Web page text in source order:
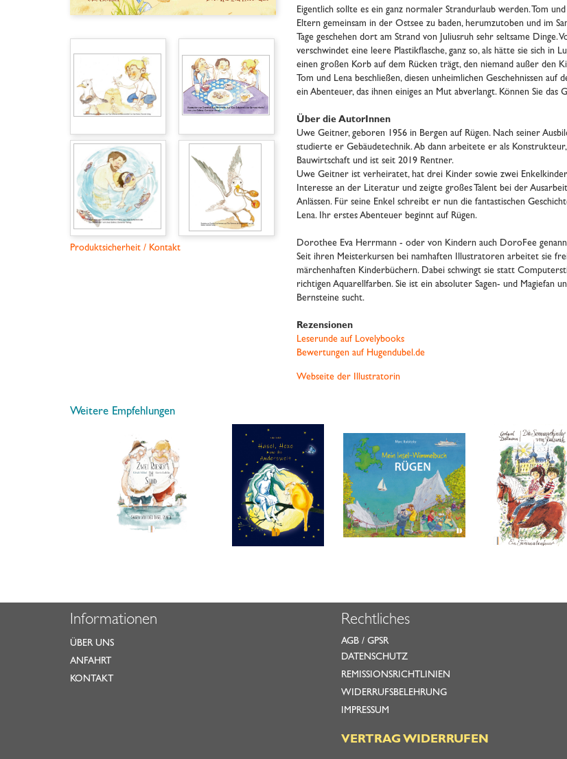
Produktsicherheit / Kontakt
Eigentlich sollte es ein ganz normaler Strandurlaub werden. Tom
Eltern gemeinsam in der Ostsee zu baden, herumzutoben und im
Tage geschehen dort am Strand von Juliusruh sehr seltsame Dinge.
verschwindet eine leere Plastikflasche, ganz so, als hätte sie sich in
einen großen Korb auf dem Rücken trägt, den niemand außer den
Tom und Lena beschließen, diesen unheimlichen Geschehnissen
ein Abenteuer, das ihnen einiges an Mut abverlangt. Können Sie das
Über die AutorInnen
Uwe Geitner, geboren 1956 in Bergen auf Rügen. Nach seiner
studierte er Gebäudetechnik. Ab dann arbeitete er als
Bauwirtschaft und ist seit 2019 Rentner.
Uwe Geitner ist verheiratet, hat drei Kinder sowie zwei
Interesse an der Literatur und zeigte großes Talent bei der
Anlässen. Für seine Enkel schreibt er nun die fantastischen
Lena. Ihr erstes Abenteuer beginnt auf Rügen.
Dorothee Eva Herrmann - oder von Kindern auch DoroFee
Seit ihren Meisterkursen bei namhaften Illustratoren arbeitet sie
märchenhaften Kinderbüchern. Dabei schwingt sie statt
richtigen Aquarellfarben. Sie ist ein absoluter Sagen- und Magiefan
Bernsteine sucht.
Rezensionen
Leserunde auf Lovelybooks
Bewertungen auf Hugendubel.de
Webseite der Illustratorin
Weitere Empfehlungen
Informationen
ÜBER UNS
ANFAHRT
KONTAKT
Rechtliches
AGB / GPSR
DATENSCHUTZ
REMISSIONSRICHTLINIEN
WIDERRUFSBELEHRUNG
IMPRESSUM
VERTRAG WIDERRUFEN